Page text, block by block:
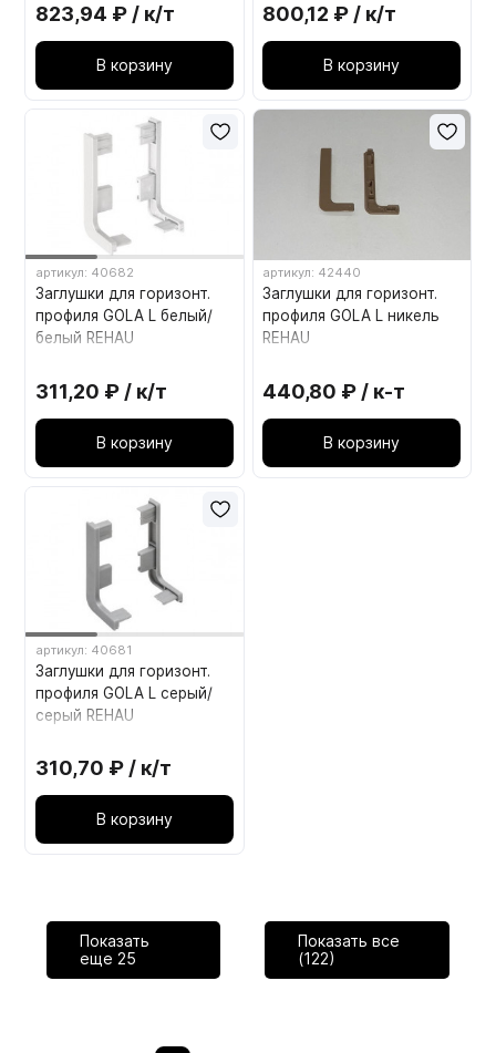
823,94 ₽ / к/т
В корзину
800,12 ₽ / к/т
В корзину
артикул: 40682
Заглушки для горизонт.
профиля GOLA L белый/
белый REHAU
311,20 ₽ / к/т
В корзину
артикул: 42440
Заглушки для горизонт.
профиля GOLA L никель
REHAU
440,80 ₽ / к-т
В корзину
артикул: 40681
Заглушки для горизонт.
профиля GOLA L серый/
серый REHAU
310,70 ₽ / к/т
В корзину
Показать
еще 25
Показать все
(122)